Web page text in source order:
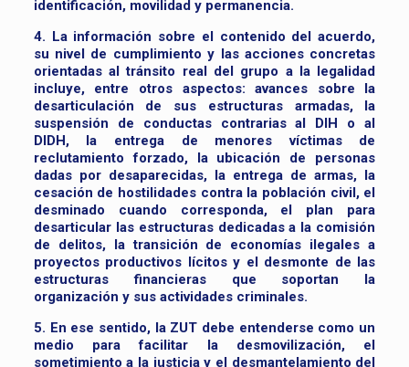
identificación, movilidad y permanencia.
4. La información sobre el contenido del acuerdo,
su nivel de cumplimiento y las acciones concretas
orientadas al tránsito real del grupo a la legalidad
incluye, entre otros aspectos: avances sobre la
desarticulación de sus estructuras armadas, la
suspensión de conductas contrarias al DIH o al
DIDH, la entrega de menores víctimas de
reclutamiento forzado, la ubicación de personas
dadas por desaparecidas, la entrega de armas, la
cesación de hostilidades contra la población civil, el
desminado cuando corresponda, el plan para
desarticular las estructuras dedicadas a la comisión
de delitos, la transición de economías ilegales a
proyectos productivos lícitos y el desmonte de las
estructuras financieras que soportan la
organización y sus actividades criminales.
5. En ese sentido, la ZUT debe entenderse como un
medio para facilitar la desmovilización, el
sometimiento a la justicia y el desmantelamiento del